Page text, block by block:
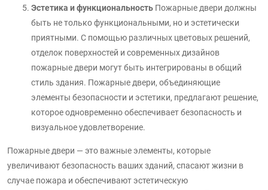
Эстетика и функциональность Пожарные двери должны
быть не только функциональными, но и эстетически
приятными. С помощью различных цветовых решений,
отделок поверхностей и современных дизайнов
пожарные двери могут быть интегрированы в общий
стиль здания. Пожарные двери, объединяющие
элементы безопасности и эстетики, предлагают решение,
которое одновременно обеспечивает безопасность и
визуальное удовлетворение.
Пожарные двери — это важные элементы, которые
увеличивают безопасность ваших зданий, спасают жизни в
случае пожара и обеспечивают эстетическую